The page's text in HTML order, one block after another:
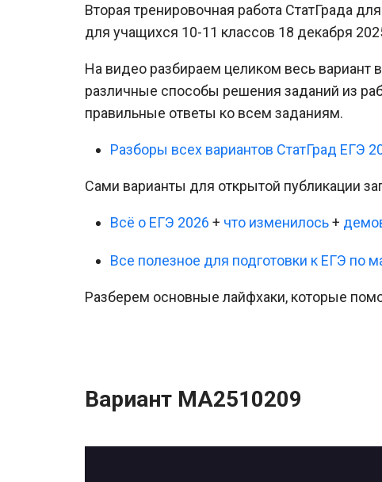
Вторая тренировочная работа СтатГрада
для учащихся 10-11 классов 18 декабря
На видео разбираем целиком весь вариант
различные способы решения заданий из
правильные ответы ко всем заданиям.
Разборы всех вариантов СтатГрад ЕГЭ
Сами варианты для открытой публикации
Всё о ЕГЭ 2026 + что изменилось+
Все полезное для подготовки к ЕГЭ по
Разберем основные лайфхаки, которые
Вариант МА2510209